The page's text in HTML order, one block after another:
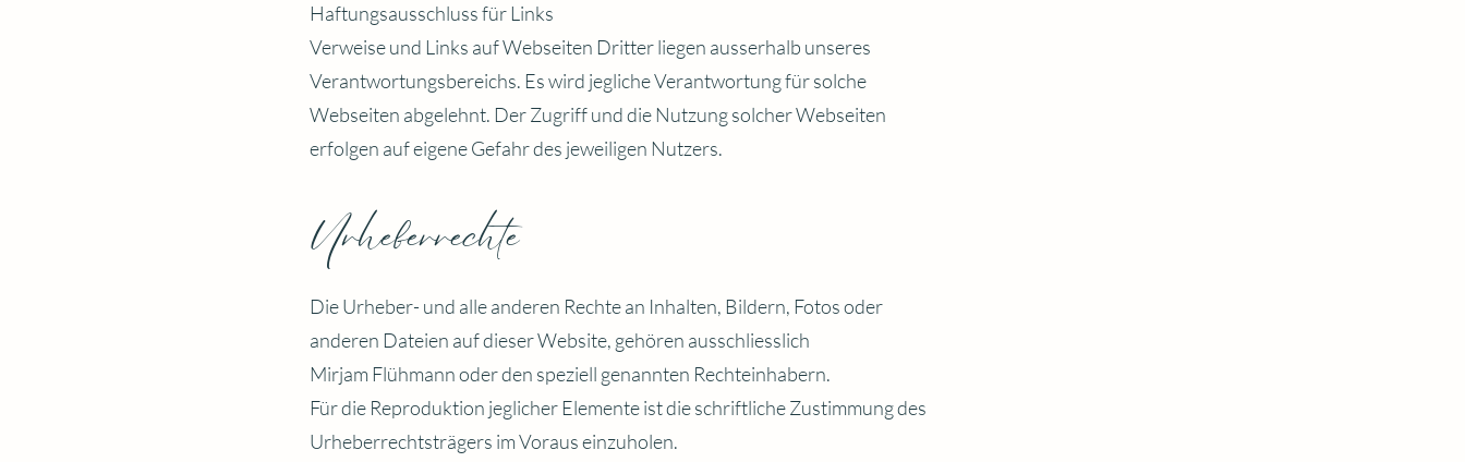
Haftungsausschluss für Links
Verweise und Links auf Webseiten Dritter liegen ausserhalb unseres
Verantwortungsbereichs. Es wird jegliche Verantwortung für solche
Webseiten abgelehnt. Der Zugriff und die Nutzung solcher Webseiten
erfolgen auf eigene Gefahr des jeweiligen Nutzers.
Urheberrechte
Die Urheber- und alle anderen Rechte an Inhalten, Bildern, Fotos oder
anderen Dateien auf dieser Website, gehören ausschliesslich
Mirjam Flühmann oder den speziell genannten Rechteinhabern.
Für die Reproduktion jeglicher Elemente ist die schriftliche Zustimmung des
Urheberrechtsträgers im Voraus einzuholen.